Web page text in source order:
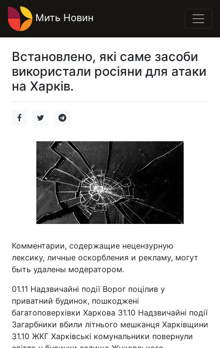
Мить Новин
Встановлено, які саме засоби
використали росіяни для атаки
на Харків.
Комментарии, содержащие нецензурную
лексику, личные оскорбления и рекламу, могут
быть удалены модератором.
01.11 Надзвичайні події Ворог поцілив у
приватний будинок, пошкоджені
багатоповерхівки Харкова 31.10 Надзвичайні події
Загарбники вбили літнього мешканця Харківщини
31.10 ЖКГ Харківські комунальники повернули